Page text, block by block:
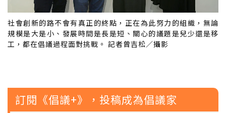
社會創新的路不會有真正的終點，正在為此努力的組織，無論
規模是大是小、發展時間是長是短、關心的議題是兒少還是移
工，都在倡議過程面對挑戰。 記者曾吉松／攝影
訂閱《倡議+》，投稿成為倡議家